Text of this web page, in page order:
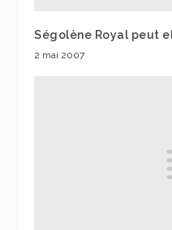
Ségolène Royal peut
2 mai 2007